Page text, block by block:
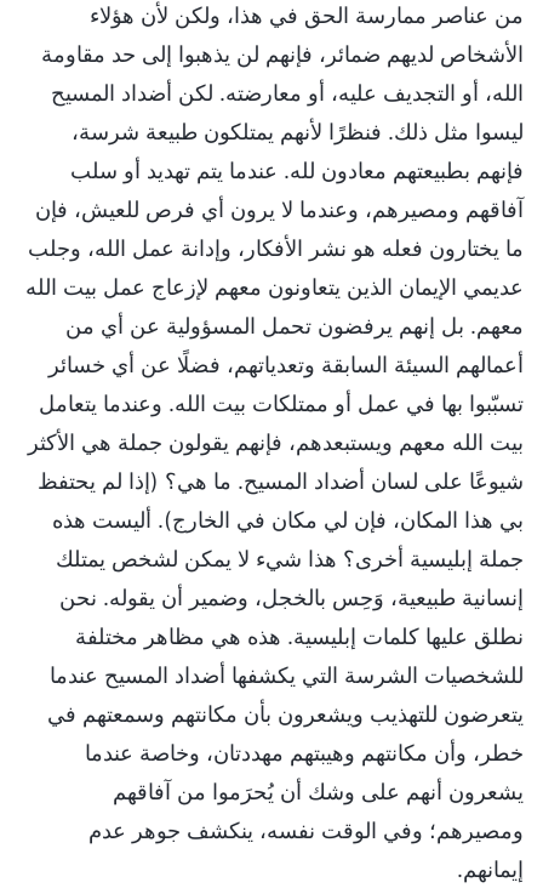
من عناصر ممارسة الحق في هذا، ولكن لأن هؤلاء
الأشخاص لديهم ضمائر، فإنهم لن يذهبوا إلى حد مقاومة
الله، أو التجديف عليه، أو معارضته. لكن أضداد المسيح
ليسوا مثل ذلك. فنظرًا لأنهم يمتلكون طبيعة شرسة،
فإنهم بطبيعتهم معادون لله. عندما يتم تهديد أو سلب
آفاقهم ومصيرهم، وعندما لا يرون أي فرص للعيش، فإن
ما يختارون فعله هو نشر الأفكار، وإدانة عمل الله، وجلب
عديمي الإيمان الذين يتعاونون معهم لإزعاج عمل بيت الله
معهم. بل إنهم يرفضون تحمل المسؤولية عن أي من
أعمالهم السيئة السابقة وتعدياتهم، فضلًا عن أي خسائر
تسبّبوا بها في عمل أو ممتلكات بيت الله. وعندما يتعامل
بيت الله معهم ويستبعدهم، فإنهم يقولون جملة هي الأكثر
شيوعًا على لسان أضداد المسيح. ما هي؟ (إذا لم يحتفظ
بي هذا المكان، فإن لي مكان في الخارج). أليست هذه
جملة إبليسية أخرى؟ هذا شيء لا يمكن لشخص يمتلك
إنسانية طبيعية، وَحِس بالخجل، وضمير أن يقوله. نحن
نطلق عليها كلمات إبليسية. هذه هي مظاهر مختلفة
للشخصيات الشرسة التي يكشفها أضداد المسيح عندما
يتعرضون للتهذيب ويشعرون بأن مكانتهم وسمعتهم في
خطر، وأن مكانتهم وهيبتهم مهددتان، وخاصة عندما
يشعرون أنهم على وشك أن يُحرَموا من آفاقهم
ومصيرهم؛ وفي الوقت نفسه، ينكشف جوهر عدم
إيمانهم.